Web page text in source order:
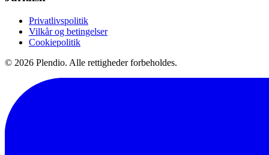
Privatlivspolitik
Vilkår og betingelser
Cookiepolitik
© 2026 Plendio. Alle rettigheder forbeholdes.